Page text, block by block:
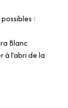
:
Blanc
à l’abri de la